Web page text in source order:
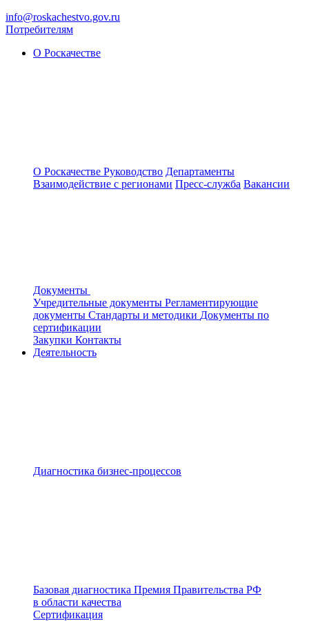
info@roskachestvo.gov.ru
Потребителям
О Роскачестве
О Роскачестве Руководство Департаменты
Взаимодействие с регионами Пресс-служба Вакансии
Документы
Учредительные документы Регламентирующие
документы Стандарты и методики Документы по
сертификации
Закупки Контакты
Деятельность
Диагностика бизнес-процессов
Базовая диагностика Премия Правительства РФ
в области качества
Сертификация